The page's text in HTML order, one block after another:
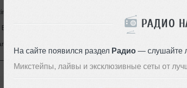
РАДИО
На сайте появился раздел Радио— слушайте
Микстейпы, лайвы и эксклюзивные сеты от
Andersson
Cool